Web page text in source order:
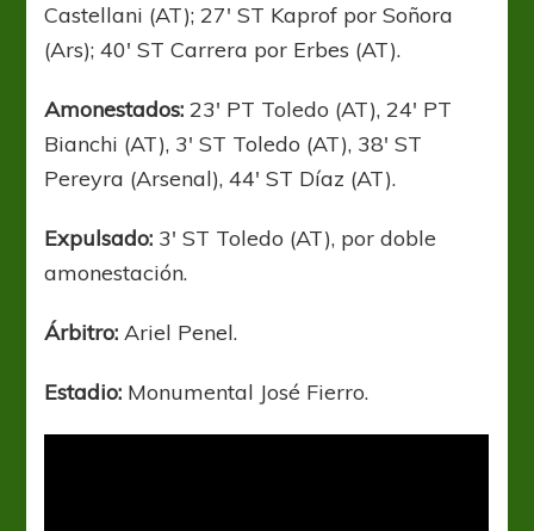
Castellani (AT); 27′ ST Kaprof por Soñora
(Ars); 40′ ST Carrera por Erbes (AT).
Amonestados: 23′ PT Toledo (AT), 24′ PT
Bianchi (AT), 3′ ST Toledo (AT), 38′ ST
Pereyra (Arsenal), 44′ ST Díaz (AT).
Expulsado: 3′ ST Toledo (AT), por doble
amonestación.
Árbitro: Ariel Penel.
Estadio: Monumental José Fierro.